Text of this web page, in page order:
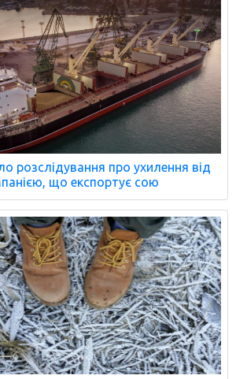
розслідування про ухилення від
що експортує сою